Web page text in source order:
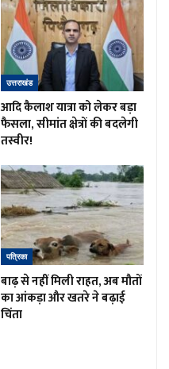
उत्तराखंड
आदि कैलाश यात्रा को लेकर बड़ा
फैसला, सीमांत क्षेत्रों की बदलेगी
तस्वीर!
पत्रिका
बाढ़ से नहीं मिली राहत, अब मौतों
का आंकड़ा और खतरे ने बढ़ाई
चिंता